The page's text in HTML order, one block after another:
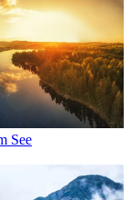
See